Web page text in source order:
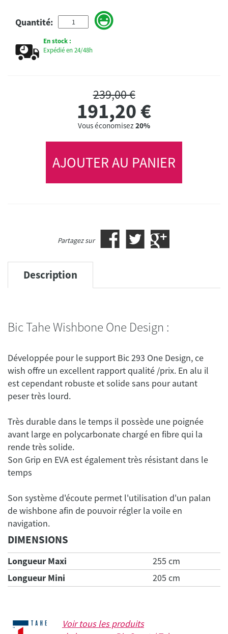
Quantité:
En stock :
Expédié en 24/48h
239,00 €
191,20€
Vous économisez 20%
AJOUTER AU PANIER
Partagez sur
Description
Bic Tahe Wishbone One Design :
Développée pour le support Bic 293 One Design, ce
wish offre un excellent rapport qualité /prix. En alu il
est cependant robuste et solide sans pour autant
Très durable dans le temps il possède une poignée
avant large en polycarbonate chargé en fibre qui la
rende très solide.
Son Grip en EVA est également très résistant dans le
Son système d'écoute permet l'utilisation d'un palan
de wishbone afin de pouvoir régler la voile en
DIMENSIONS
Longueur Maxi
255 cm
Longueur Mini
205 cm
Voir tous les produits